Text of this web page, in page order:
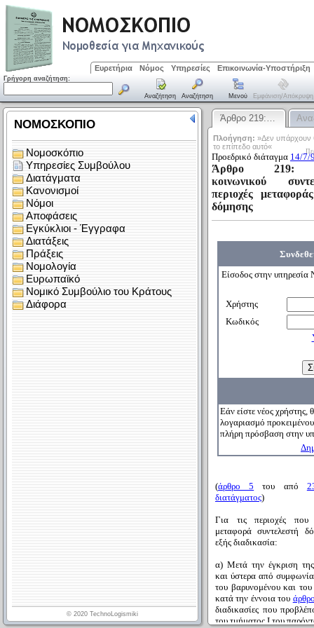
Ευρετήρια Νόμος Υπηρεσίες Επικοινωνία-Υποστήριξη
Γρήγορη αναζήτηση:
Αναζήτηση Αναζήτηση Μενού Εμφάνιση/απόκρυψη
Άρθρο 219:…